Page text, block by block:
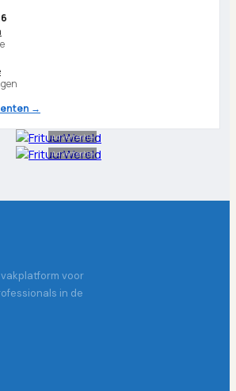
→
Advertentie
Advertentie
voor
in de